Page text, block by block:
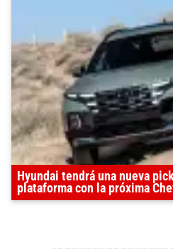
Hyundai tendrá una nueva
plataforma con la próxima